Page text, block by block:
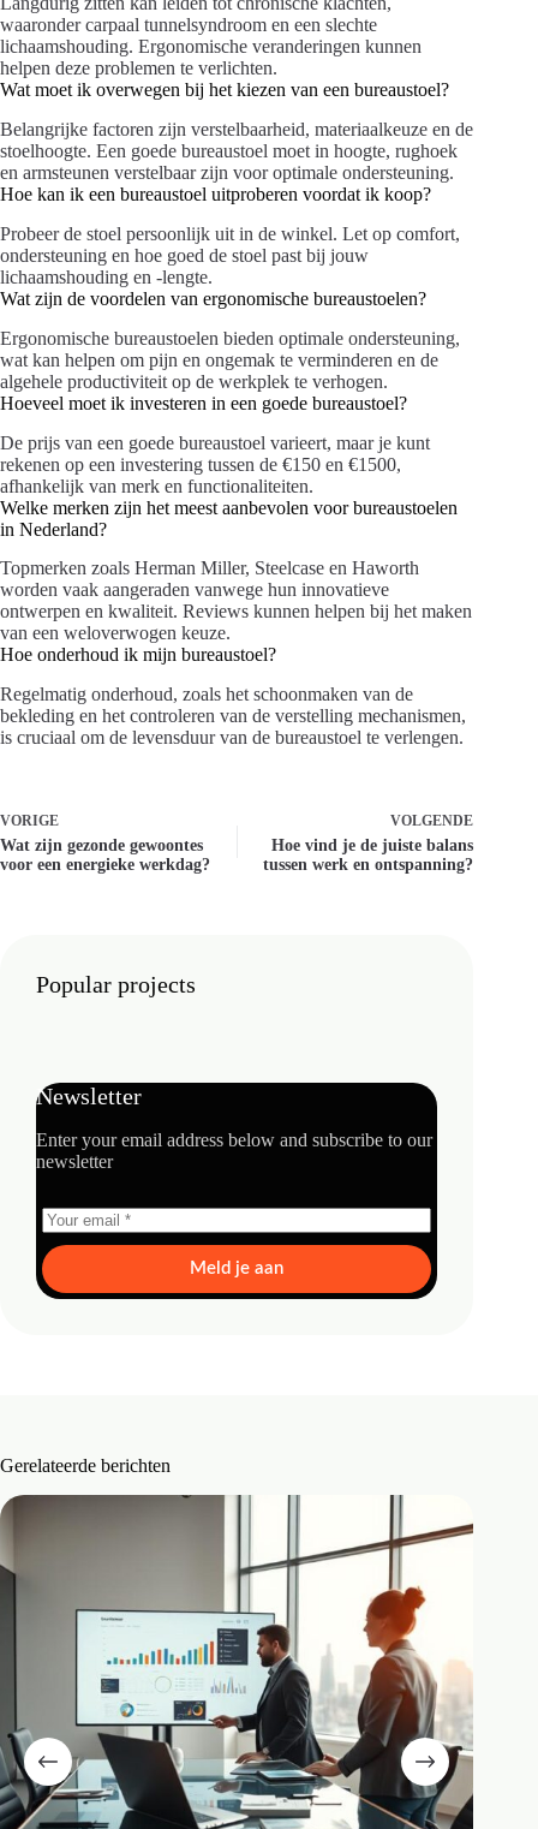
waaronder carpaal tunnelsyndroom en een slechte
lichaamshouding. Ergonomische veranderingen kunnen
helpen deze problemen te verlichten.
Wat moet ik overwegen bij het kiezen van een bureaustoel?
Belangrijke factoren zijn verstelbaarheid, materiaalkeuze en de
stoelhoogte. Een goede bureaustoel moet in hoogte, rughoek
en armsteunen verstelbaar zijn voor optimale ondersteuning.
Hoe kan ik een bureaustoel uitproberen voordat ik koop?
Probeer de stoel persoonlijk uit in de winkel. Let op comfort,
ondersteuning en hoe goed de stoel past bij jouw
lichaamshouding en -lengte.
Wat zijn de voordelen van ergonomische bureaustoelen?
Ergonomische bureaustoelen bieden optimale ondersteuning,
wat kan helpen om pijn en ongemak te verminderen en de
algehele productiviteit op de werkplek te verhogen.
Hoeveel moet ik investeren in een goede bureaustoel?
De prijs van een goede bureaustoel varieert, maar je kunt
rekenen op een investering tussen de €150 en €1500,
afhankelijk van merk en functionaliteiten.
Welke merken zijn het meest aanbevolen voor bureaustoelen
in Nederland?
Topmerken zoals Herman Miller, Steelcase en Haworth
worden vaak aangeraden vanwege hun innovatieve
ontwerpen en kwaliteit. Reviews kunnen helpen bij het maken
van een weloverwogen keuze.
Hoe onderhoud ik mijn bureaustoel?
Regelmatig onderhoud, zoals het schoonmaken van de
bekleding en het controleren van de verstelling mechanismen,
is cruciaal om de levensduur van de bureaustoel te verlengen.
VORIGE
Wat zijn gezonde gewoontes
voor een energieke werkdag?
VOLGENDE
Hoe vind je de juiste balans
tussen werk en ontspanning?
Popular projects
Newsletter
Enter your email address below and subscribe to our
newsletter
Meld je aan
Gerelateerde berichten